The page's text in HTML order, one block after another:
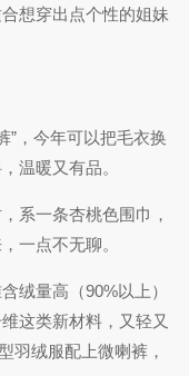
想穿出点个性的姐妹
”，今年可以把毛衣换
温暖又有品。
系一条杏桃色围巾，
一点不无聊。
绒量高（90%以上）
这类新材料，又轻又
羽绒服配上微喇裤，